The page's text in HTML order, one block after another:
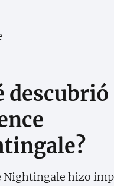
descubrió
Nightingale hizo